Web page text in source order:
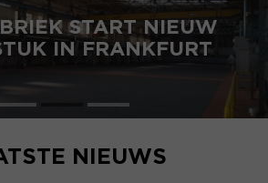
START NIEUW
IN FRANKFURT
NIEUWS